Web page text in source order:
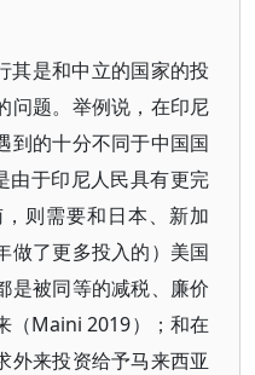
其是和中立的国家的投
问题。举例说，在印尼
到的十分不同于中国国
由于印尼人民具有更完
则需要和日本、新加
做了更多投入的）美国
是被同等的减税、廉价
（Maini 2019）；和在
外来投资给予马来西亚